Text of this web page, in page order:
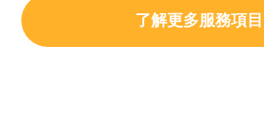
了解更多服務項目